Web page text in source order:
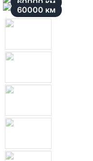
60000 км
60000 км